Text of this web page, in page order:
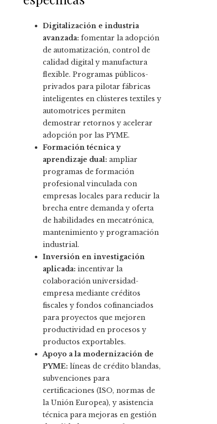
Digitalización e industria
avanzada: fomentar la adopción
de automatización, control de
calidad digital y manufactura
flexible. Programas públicos-
privados para pilotar fábricas
inteligentes en clústeres textiles y
automotrices permiten
demostrar retornos y acelerar
adopción por las PYME.
Formación técnica y
aprendizaje dual: ampliar
programas de formación
profesional vinculada con
empresas locales para reducir la
brecha entre demanda y oferta
de habilidades en mecatrónica,
mantenimiento y programación
industrial.
Inversión en investigación
aplicada: incentivar la
colaboración universidad-
empresa mediante créditos
fiscales y fondos cofinanciados
para proyectos que mejoren
productividad en procesos y
productos exportables.
Apoyo a la modernización de
PYME: líneas de crédito blandas,
subvenciones para
certificaciones (ISO, normas de
la Unión Europea), y asistencia
técnica para mejoras en gestión